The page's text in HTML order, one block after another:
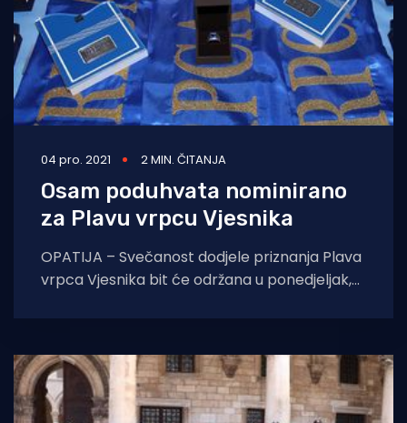
04 pro. 2021 2 MIN. ČITANJA
Osam poduhvata nominirano
za Plavu vrpcu Vjesnika
OPATIJA – Svečanost dodjele priznanja Plava
vrpca Vjesnika bit će održana u ponedjeljak,